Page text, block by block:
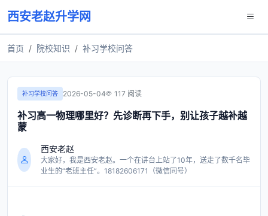
西安老赵升学网
首页 院校知识 补习学校问答
补习学校问答 2026-05-04 117 阅读
补习高一物理哪里好？先诊断再下手，别让孩子越补越
蒙
西安老赵
大家好，我是西安老赵。一个在讲台上站了10年，送走了数千名毕
业生的“老班主任”。18182606171（微信同号）